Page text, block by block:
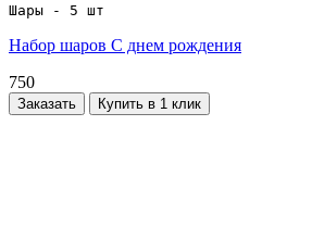
Шары - 5 шт
Набор шаров С днем рождения
750
Заказать Купить в 1 клик